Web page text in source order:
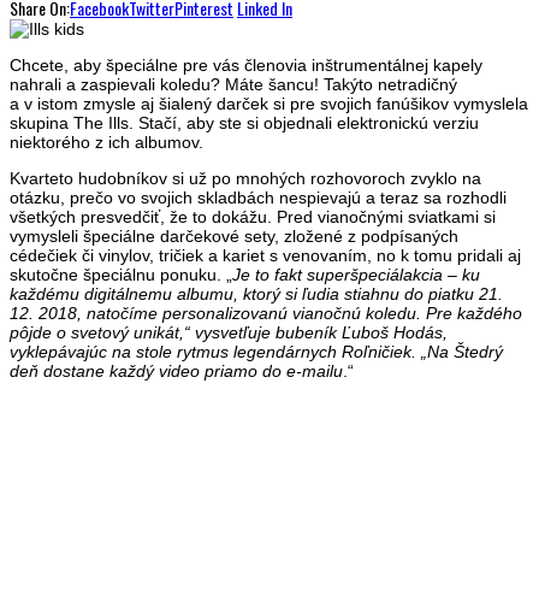
Share On:FacebookTwitterPinterest Linked In
Chcete, aby špeciálne pre vás členovia inštrumentálnej kapely
nahrali a zaspievali koledu? Máte šancu! Takýto netradičný
a v istom zmysle aj šialený darček si pre svojich fanúšikov vymyslela
skupina The Ills. Stačí, aby ste si objednali elektronickú verziu
niektorého z ich albumov.
Kvarteto hudobníkov si už po mnohých rozhovoroch zvyklo na
otázku, prečo vo svojich skladbách nespievajú a teraz sa rozhodli
všetkých presvedčiť, že to dokážu. Pred vianočnými sviatkami si
vymysleli špeciálne darčekové sety, zložené z podpísaných
cédečiek či vinylov, tričiek a kariet s venovaním, no k tomu pridali aj
skutočne špeciálnu ponuku. „ Je to fakt superšpeciálakcia – ku
každému digitálnemu albumu, ktorý si ľudia stiahnu do piatku 21.
12. 2018, natočíme personalizovanú vianočnú koledu. Pre každého
pôjde o svetový unikát,“ vysvetľuje bubeník Ľuboš Hodás,
vyklepávajúc na stole rytmus legendárnych Roľničiek. „Na Štedrý
deň dostane každý video priamo do e-mailu .“